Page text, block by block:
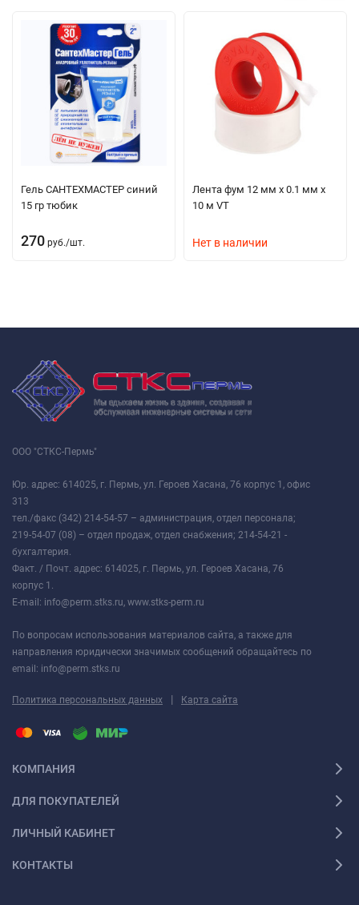
Гель САНТЕХМАСТЕР синий
15 гр тюбик
270 руб./шт.
Лента фум 12 мм х 0.1 мм х
10 м VT
Нет в наличии
ООО "СТКС-Пермь"
Юр. адрес: 614025, г. Пермь, ул. Героев Хасана, 76 корпус 1, офис
313
тел./факс (342) 214-54-57 – администрация, отдел персонала;
219-54-07 (08) – отдел продаж, отдел снабжения; 214-54-21 -
бухгалтерия.
Факт. / Почт. адрес: 614025, г. Пермь, ул. Героев Хасана, 76
корпус 1.
E-mail: info@perm.stks.ru, www.stks-perm.ru
По вопросам использования материалов сайта, а также для
направления юридически значимых сообщений обращайтесь по
email: info@perm.stks.ru
Политика персональных данных | Карта сайта
КОМПАНИЯ
ДЛЯ ПОКУПАТЕЛЕЙ
ЛИЧНЫЙ КАБИНЕТ
КОНТАКТЫ